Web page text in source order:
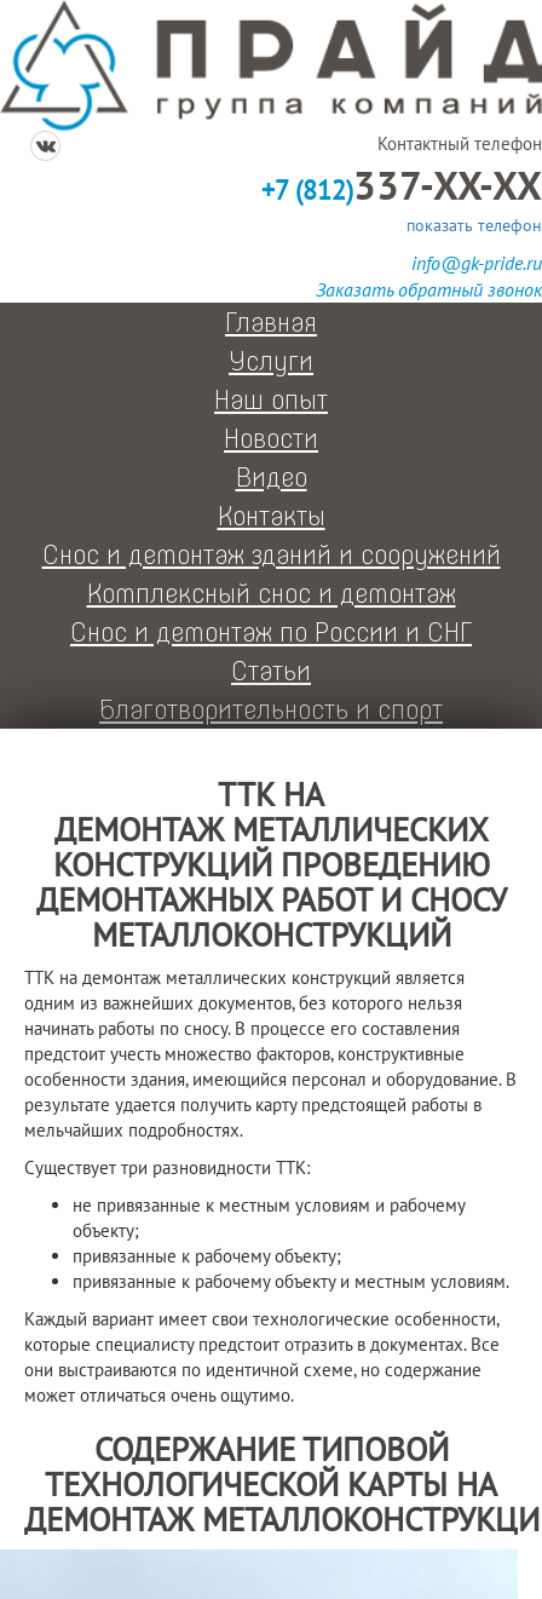
Контактный телефон
+7 (812)337-XX-XX
показать телефон
info@gk-pride.ru
Заказать обратный звонок
Главная
Услуги
Наш опыт
Новости
Видео
Контакты
Снос и демонтаж зданий и сооружений
Комплексный снос и демонтаж
Снос и демонтаж по России и СНГ
Статьи
Благотворительность и спорт
ТТК НА
ДЕМОНТАЖ МЕТАЛЛИЧЕСКИХ
КОНСТРУКЦИЙ ПРОВЕДЕНИЮ
ДЕМОНТАЖНЫХ РАБОТ И СНОСУ
МЕТАЛЛОКОНСТРУКЦИЙ
ТТК на демонтаж металлических конструкций является
одним из важнейших документов, без которого нельзя
начинать работы по сносу. В процессе его составления
предстоит учесть множество факторов, конструктивные
особенности здания, имеющийся персонал и оборудование. В
результате удается получить карту предстоящей работы в
мельчайших подробностях.
Существует три разновидности ТТК:
не привязанные к местным условиям и рабочему
объекту;
привязанные к рабочему объекту;
привязанные к рабочему объекту и местным условиям.
Каждый вариант имеет свои технологические особенности,
которые специалисту предстоит отразить в документах. Все
они выстраиваются по идентичной схеме, но содержание
может отличаться очень ощутимо.
СОДЕРЖАНИЕ ТИПОВОЙ
ТЕХНОЛОГИЧЕСКОЙ КАРТЫ НА
ДЕМОНТАЖ